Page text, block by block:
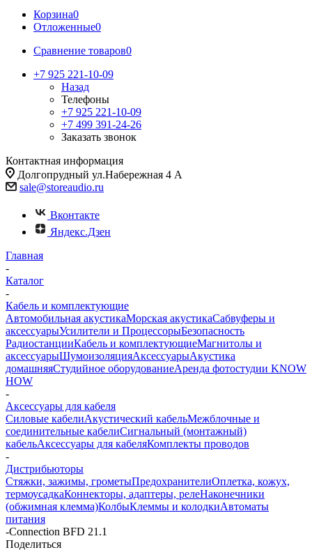
Корзина0
Отложенные0
Сравнение товаров0
+7 925 221-10-09
Назад
Телефоны
+7 925 221-10-09
+7 499 391-24-26
Заказать звонок
Контактная информация
Долгопрудный ул.Набережная 4 А
sale@storeaudio.ru
Вконтакте
Яндекс.Дзен
Главная
-
Каталог
-
Кабель и комплектующие
Автомобильная акустикаМорская акустикаСабвуферы и
аксессуарыУсилители и ПроцессорыБезопасность
РадиостанцииКабель и комплектующиеМагнитолы и
аксессуарыШумоизоляцияАксессуарыАкустика
домашняяСтудийное оборудованиеАренда фотостудии KNOW
HOW
-
Аксессуары для кабеля
Силовые кабелиАкустический кабельМежблочные и
соединительные кабелиСигнальный (монтажный)
кабельАксессуары для кабеляКомплекты проводов
-
Дистрибьюторы
Стяжки, зажимы, грометыПредохранителиОплетка, кожух,
термоусадкаКоннекторы, адаптеры, релеНаконечники
(обжимная клемма)КолбыКлеммы и колодкиАвтоматы
питания
-Connection BFD 21.1
Поделиться